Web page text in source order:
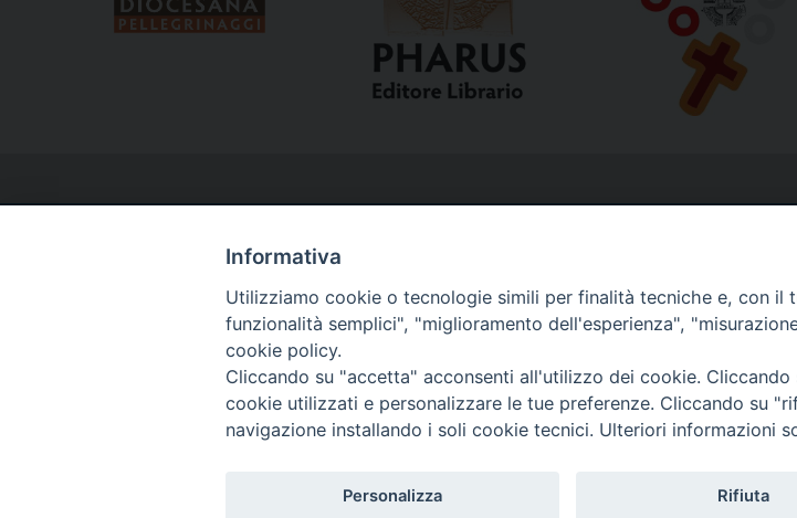
Via del Seminario, 61 - 57122 Livorno LI
Tel. 0586 276211
Informativa
Utilizziamo cookie o tecnologie simili per finalità tecniche e, con il
funzionalità semplici", "miglioramento dell'esperienza",
cookie policy.
Cliccando su "accetta" acconsenti all'utilizzo dei cookie.
cookie utilizzati e personalizzare le tue preferenze. Cliccando su
navigazione installando i soli cookie tecnici. Ulteriori informazioni
Personalizza Rifiuta